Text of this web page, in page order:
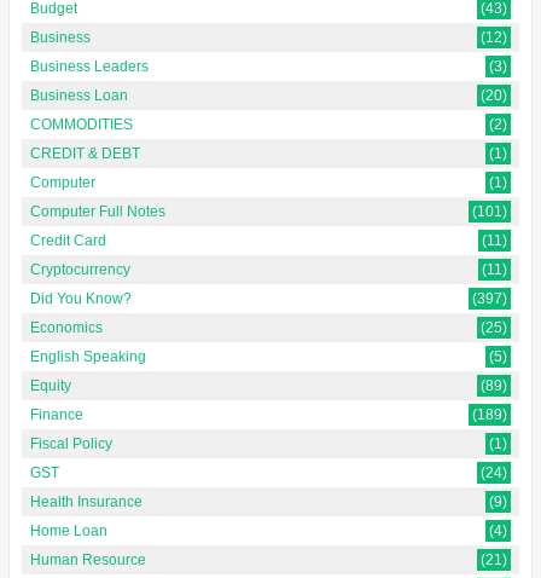
Budget
(43)
Business
(12)
Business Leaders
(3)
Business Loan
(20)
COMMODITIES
(2)
CREDIT & DEBT
(1)
Computer
(1)
Computer Full Notes
(101)
Credit Card
(11)
Cryptocurrency
(11)
Did You Know?
(397)
Economics
(25)
English Speaking
(5)
Equity
(89)
Finance
(189)
Fiscal Policy
(1)
GST
(24)
Health Insurance
(9)
Home Loan
(4)
Human Resource
(21)